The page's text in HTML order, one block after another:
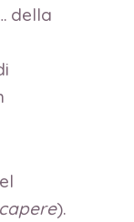
della
capere).